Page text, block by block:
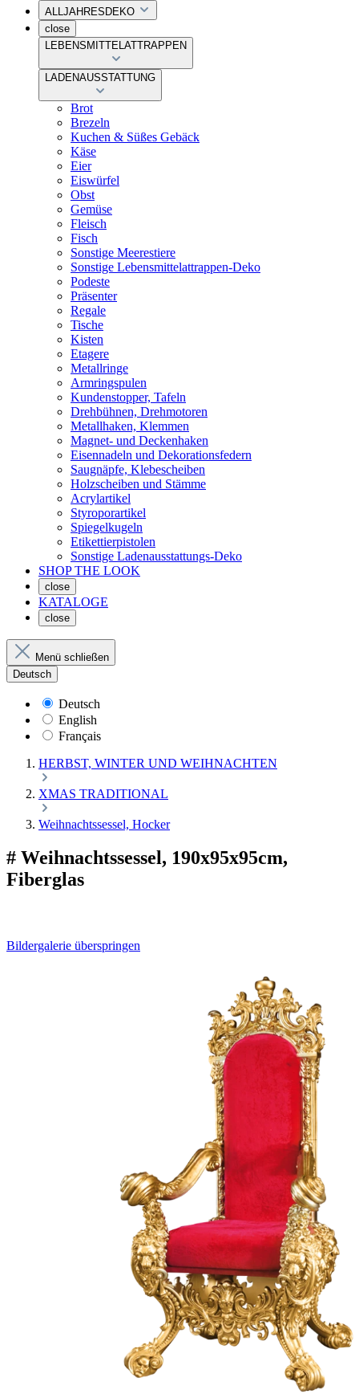
ALLJAHRESDEKO
close
LEBENSMITTELATTRAPPEN
LADENAUSSTATTUNG
Brot
Brezeln
Kuchen & Süßes Gebäck
Käse
Eier
Eiswürfel
Obst
Gemüse
Fleisch
Fisch
Sonstige Meerestiere
Sonstige Lebensmittelattrappen-Deko
Podeste
Präsenter
Regale
Tische
Kisten
Etagere
Metallringe
Armringspulen
Kundenstopper, Tafeln
Drehbühnen, Drehmotoren
Metallhaken, Klemmen
Magnet- und Deckenhaken
Eisennadeln und Dekorationsfedern
Saugnäpfe, Klebescheiben
Holzscheiben und Stämme
Acrylartikel
Styroporartikel
Spiegelkugeln
Etikettierpistolen
Sonstige Ladenausstattungs-Deko
SHOP THE LOOK
close
KATALOGE
close
Menü schließen
Deutsch
Deutsch
English
Français
HERBST, WINTER UND WEIHNACHTEN
XMAS TRADITIONAL
Weihnachtssessel, Hocker
# Weihnachtssessel, 190x95x95cm,
Fiberglas
Bildergalerie überspringen